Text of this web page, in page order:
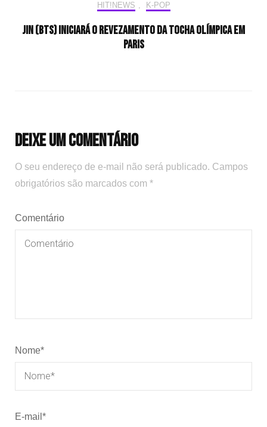
HIT!NEWS , K-POP
Jin (BTS) iniciará o revezamento da tocha olímpica em
Paris
Deixe um comentário
O seu endereço de e-mail não será publicado. Campos
obrigatórios são marcados com *
Comentário
Nome*
E-mail *